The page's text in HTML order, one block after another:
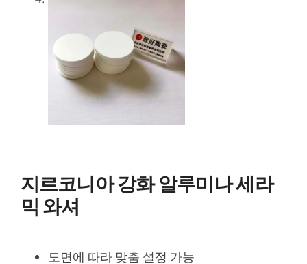
지르코니아 강화 알루미나 세라
믹 와셔
도면에 따라 맞춤 설정 가능